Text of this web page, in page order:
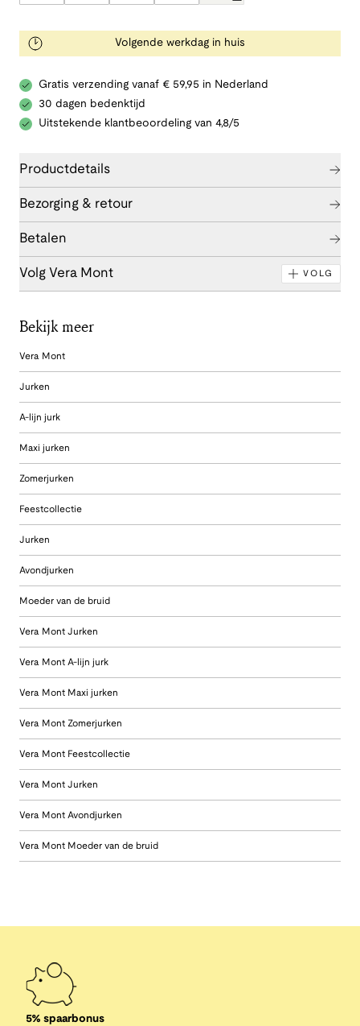
Volgende werkdag in huis
Gratis verzending vanaf € 59,95 in Nederland
30 dagen bedenktijd
Uitstekende klantbeoordeling van 4,8/5
Productdetails
Bezorging & retour
Betalen
Volg Vera Mont VOLG
Bekijk meer
Vera Mont
Jurken
A-lijn jurk
Maxi jurken
Zomerjurken
Feestcollectie
Jurken
Avondjurken
Moeder van de bruid
Vera Mont Jurken
Vera Mont A-lijn jurk
Vera Mont Maxi jurken
Vera Mont Zomerjurken
Vera Mont Feestcollectie
Vera Mont Jurken
Vera Mont Avondjurken
Vera Mont Moeder van de bruid
5% spaarbonus